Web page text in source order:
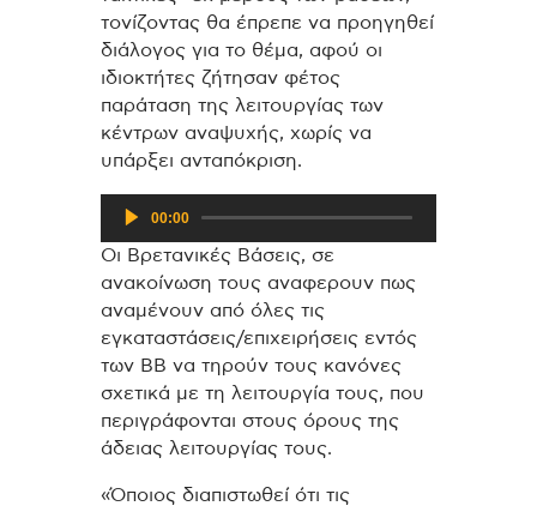
τονίζοντας θα έπρεπε να προηγηθεί
διάλογος για το θέμα, αφού οι
ιδιοκτήτες ζήτησαν φέτος
παράταση της λειτουργίας των
κέντρων αναψυχής, χωρίς να
υπάρξει ανταπόκριση.
Πρόγραμμα
Ήχου
00:00
Οι Βρετανικές Βάσεις, σε
ανακοίνωση τους αναφερουν πως
αναμένουν από όλες τις
εγκαταστάσεις/επιχειρήσεις εντός
των ΒΒ να τηρούν τους κανόνες
σχετικά με τη λειτουργία τους, που
περιγράφονται στους όρους της
άδειας λειτουργίας τους.
«Όποιος διαπιστωθεί ότι τις